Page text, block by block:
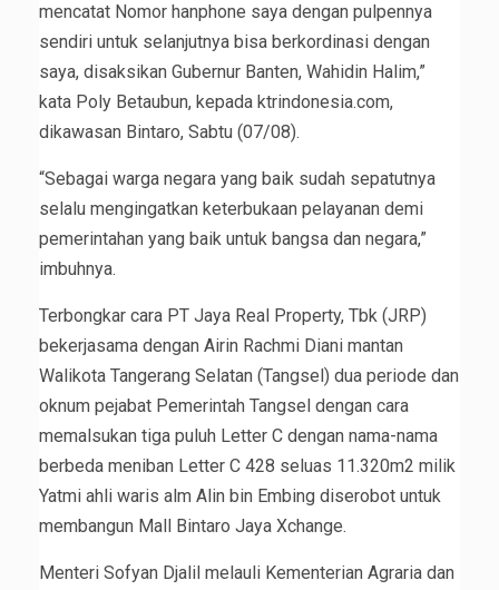
mencatat Nomor hanphone saya dengan pulpennya
sendiri untuk selanjutnya bisa berkordinasi dengan
saya, disaksikan Gubernur Banten, Wahidin Halim,”
kata Poly Betaubun, kepada ktrindonesia.com,
dikawasan Bintaro, Sabtu (07/08).
“Sebagai warga negara yang baik sudah sepatutnya
selalu mengingatkan keterbukaan pelayanan demi
pemerintahan yang baik untuk bangsa dan negara,”
imbuhnya.
Terbongkar cara PT Jaya Real Property, Tbk (JRP)
bekerjasama dengan Airin Rachmi Diani mantan
Walikota Tangerang Selatan (Tangsel) dua periode dan
oknum pejabat Pemerintah Tangsel dengan cara
memalsukan tiga puluh Letter C dengan nama-nama
berbeda meniban Letter C 428 seluas 11.320m2 milik
Yatmi ahli waris alm Alin bin Embing diserobot untuk
membangun Mall Bintaro Jaya Xchange.
Menteri Sofyan Djalil melauli Kementerian Agraria dan